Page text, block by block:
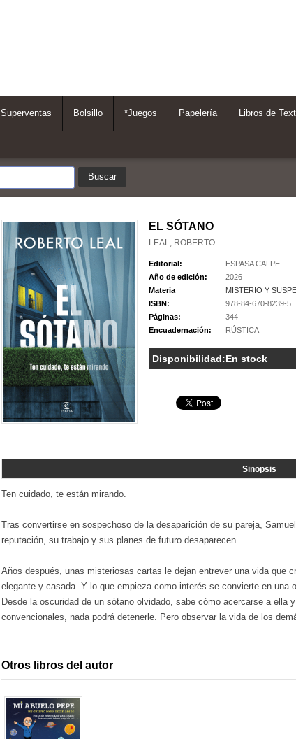
Superventas Bolsillo *Juegos Papelería Libros de
EL SÓTANO
LEAL, ROBERTO
Editorial:
ESPASA CALPE
Año de edición:
2026
Materia
MISTERIO Y
ISBN:
978-84-670-8239-5
Páginas:
344
Encuadernación:
RÚSTICA
Disponibilidad:En stock
Sinopsis
Ten cuidado, te están mirando.
Tras convertirse en sospechoso de la desaparición de su pareja,
reputación, su trabajo y sus planes de futuro desaparecen.
Años después, unas misteriosas cartas le dejan entrever una vida que
elegante y casada. Y lo que empieza como interés se convierte en una
Desde la oscuridad de un sótano olvidado, sabe cómo acercarse a ella
convencionales, nada podrá detenerle. Pero observar la vida de los
Otros libros del autor